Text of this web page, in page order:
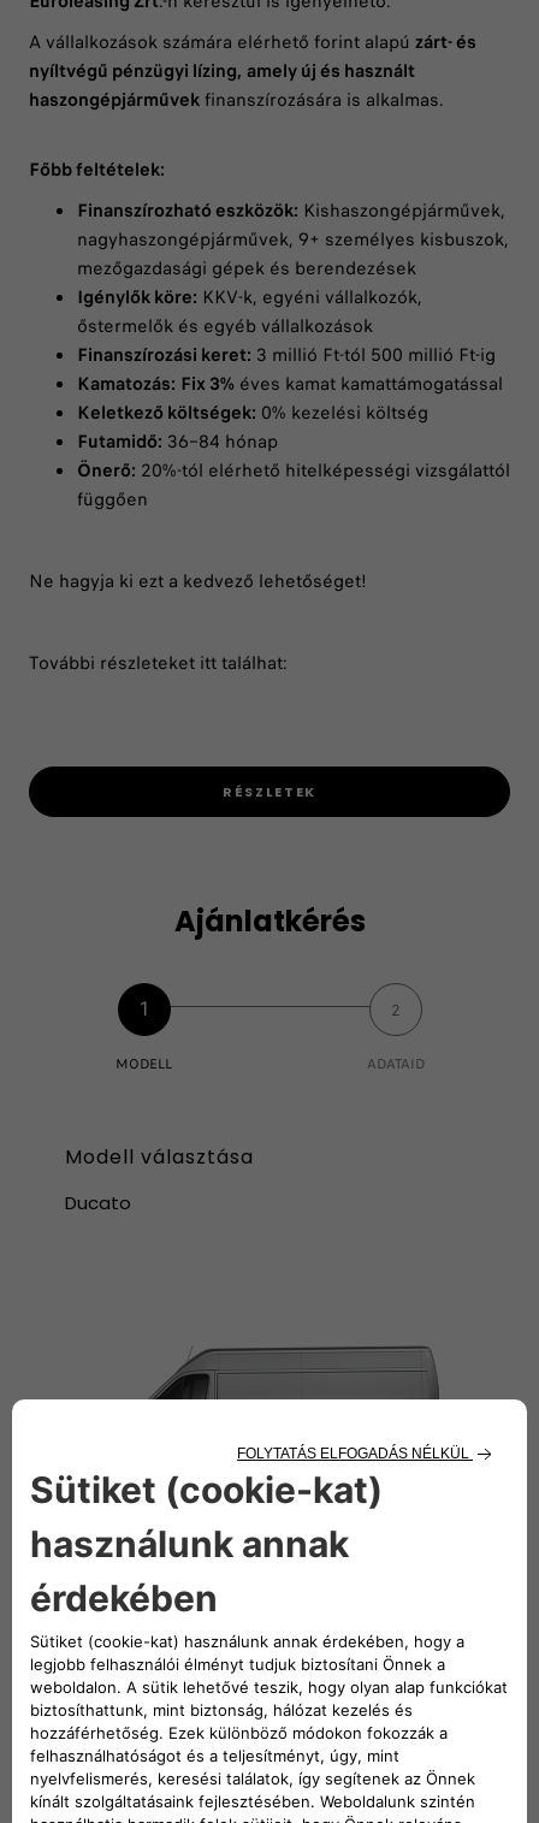
A vállalkozások számára elérhető forint alapú zárt- és
nyíltvégű pénzügyi lízing, amely új és használt
haszongépjárművekfinanszírozására is alkalmas.
Főbb feltételek:
Finanszírozható eszközök: Kishaszongépjárművek,
nagyhaszongépjárművek, 9+ személyes kisbuszok,
mezőgazdasági gépek és berendezések
Igénylők köre: KKV-k, egyéni vállalkozók,
őstermelők és egyéb vállalkozások
Finanszírozási keret: 3 millió Ft-tól 500 millió Ft-ig
Kamatozás: Fix 3% éves kamat kamattámogatással
Keletkező költségek: 0% kezelési költség
Futamidő: 36–84 hónap
Önerő: 20%-tól elérhető hitelképességi vizsgálattól
függően
Ne hagyja ki ezt a kedvező lehetőséget!
További részleteket itt találhat:
RÉSZLETEK
Ajánlatkérés
1
MODELL
2
ADATAID
Modell választása
Ducato
Ducato BEV